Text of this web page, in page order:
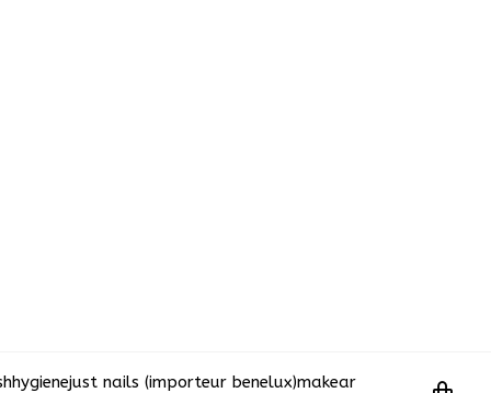
hygienejust nails (importeur benelux)makear